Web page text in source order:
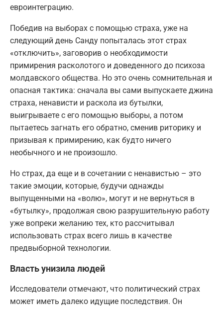
евроинтеграцию.
Победив на выборах с помощью страха, уже на
следующий день Санду попыталась этот страх
«отключить», заговорив о необходимости
примирения расколотого и доведенного до психоза
молдавского общества. Но это очень сомнительная и
опасная тактика: сначала вы сами выпускаете джина
страха, ненависти и раскола из бутылки,
выигрываете с его помощью выборы, а потом
пытаетесь загнать его обратно, сменив риторику и
призывая к примирению, как будто ничего
необычного и не произошло.
Но страх, да еще и в сочетании с ненавистью – это
такие эмоции, которые, будучи однажды
выпущенными на «волю», могут и не вернуться в
«бутылку», продолжая свою разрушительную работу
уже вопреки желанию тех, кто рассчитывал
использовать страх всего лишь в качестве
предвыборной технологии.
Власть унизила людей
Исследователи отмечают, что политический страх
может иметь далеко идущие последствия. Он